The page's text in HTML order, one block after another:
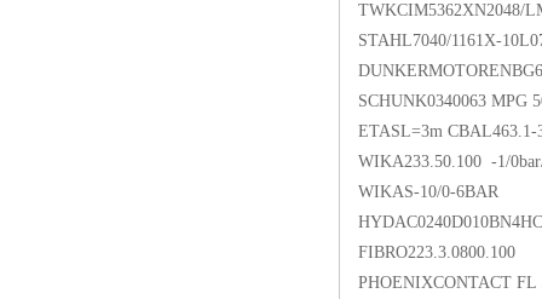
TWKCIM5362XN2048/
STAHL7040/1161X-
SCHUNK0340063 MPG
ETASL=3m CBAL463.1-
WIKA233.50.100 -1/
WIKAS-10/0-6BAR
FIBRO223.3.0800.100
PHOENIXCONTACT